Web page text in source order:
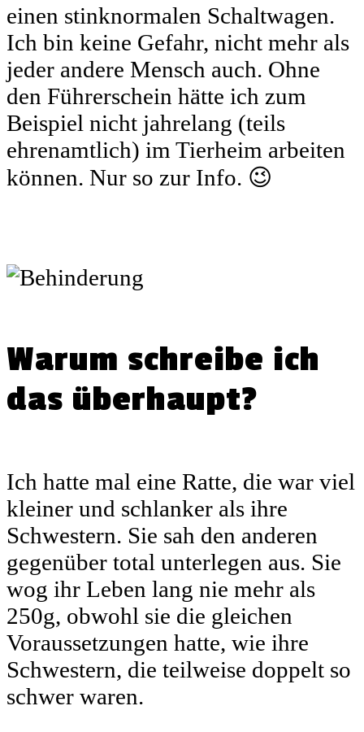
einen stinknormalen Schaltwagen.
Ich bin keine Gefahr, nicht mehr als
jeder andere Mensch auch. Ohne
den Führerschein hätte ich zum
Beispiel nicht jahrelang (teils
ehrenamtlich) im Tierheim arbeiten
können. Nur so zur Info. 😉
Warum schreibe ich
das überhaupt?
Ich hatte mal eine Ratte, die war viel
kleiner und schlanker als ihre
Schwestern. Sie sah den anderen
gegenüber total unterlegen aus. Sie
wog ihr Leben lang nie mehr als
250g, obwohl sie die gleichen
Voraussetzungen hatte, wie ihre
Schwestern, die teilweise doppelt so
schwer waren.